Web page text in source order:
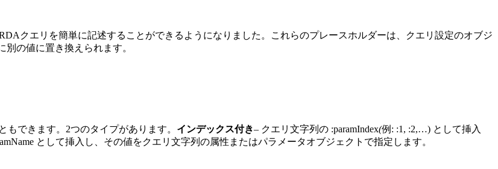
クエリを簡単に記述することができるようになりました。これらのプレースホルダーは、クエリ設定のオブジ
の値に置き換えられます。
できます。2つのタイプがあります。 インデックス付き– クエリ文字列の :paramIndex(例: :1, :2,…) として挿入
として挿入し、その値をクエリ文字列の属性またはパラメータオブジェクトで指定します。